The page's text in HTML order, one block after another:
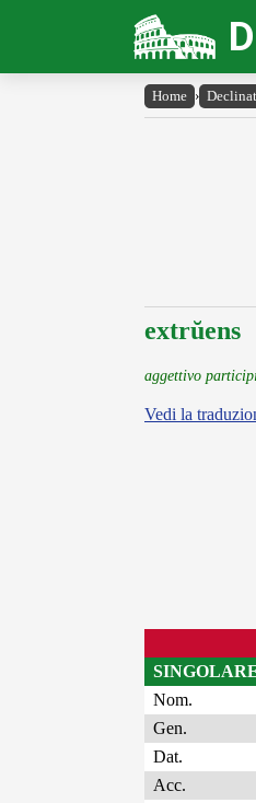
Home ›
extrŭens
aggettivo
Vedi la
Nom.
Gen.
Dat.
Acc.